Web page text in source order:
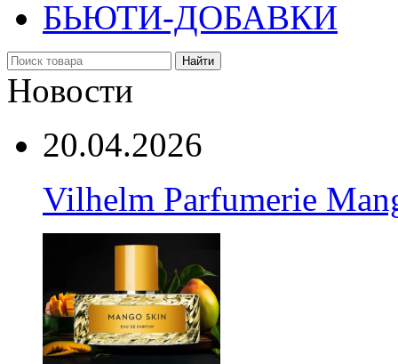
БЬЮТИ-ДОБАВКИ
Найти
Новости
20.04.2026
Vilhelm Parfumerie